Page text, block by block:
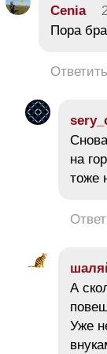
Cenia
Пора
Ответить
на
тоже
А
Уже